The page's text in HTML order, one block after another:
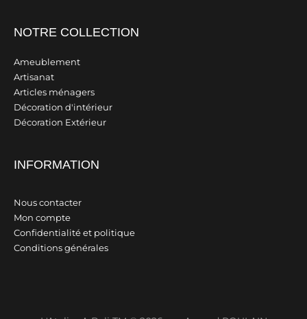
NOTRE COLLECTION
Ameublement
Artisanat
Articles ménagers
Décoration d'intérieur
Décoration Extérieur
INFORMATION
Nous contacter
Mon compte
Confidentialité et politique
Conditions générales